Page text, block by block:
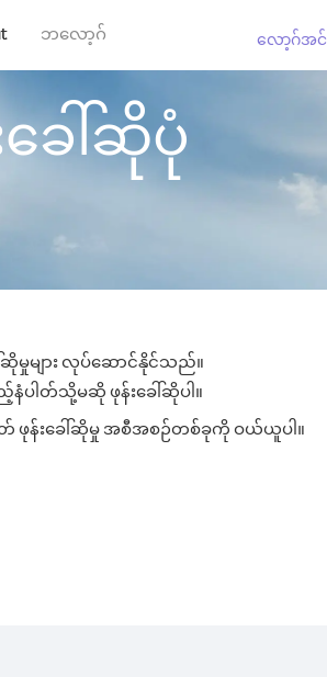
ဘလော့ဂ် လော့ဂ်အင်
ခေါ်ဆိုပုံ
ဆိုမှုများ လုပ်ဆောင်နိုင်သည်။
နံပါတ်သို့မဆို ဖုန်းခေါ်ဆိုပါ။
တ် ဖုန်းခေါ်ဆိုမှု အစီအစဉ်တစ်ခုကို ဝယ်ယူပါ။